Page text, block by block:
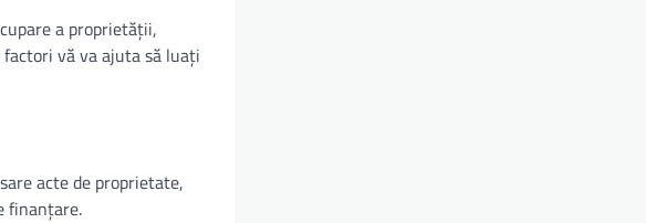
a proprietății,
vă va ajuta să luați
acte de proprietate,
finanțare.